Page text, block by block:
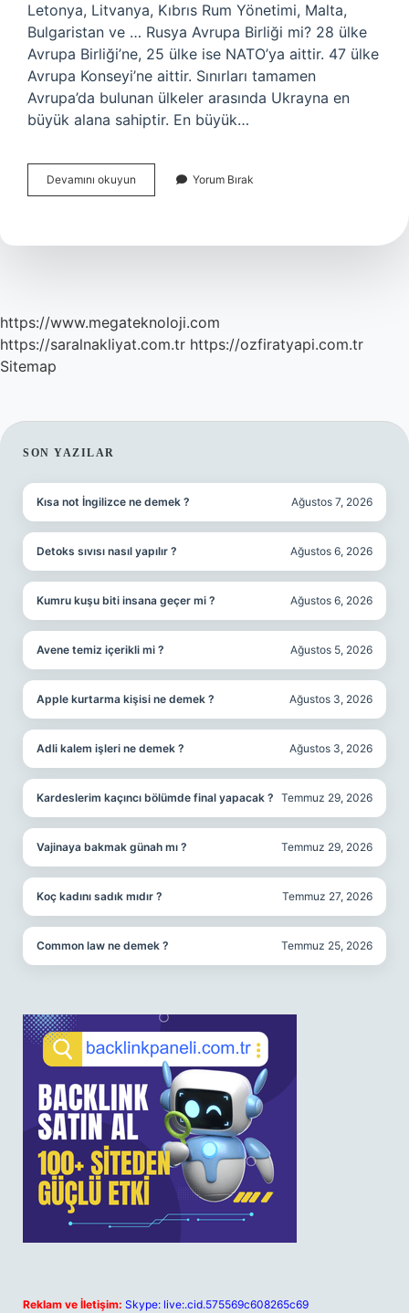
Letonya, Litvanya, Kıbrıs Rum Yönetimi, Malta,
Bulgaristan ve … Rusya Avrupa Birliği mi? 28 ülke
Avrupa Birliği’ne, 25 ülke ise NATO’ya aittir. 47 ülke
Avrupa Konseyi’ne aittir. Sınırları tamamen
Avrupa’da bulunan ülkeler arasında Ukrayna en
büyük alana sahiptir. En büyük…
Devamını okuyun Ukrayna
Avrupa
Edildi
Yorum Bırak
https://www.megateknoloji.com
https://saralnakliyat.com.tr https://ozfiratyapi.com.tr
Sitemap
SIDEBAR
SON YAZILAR
Kısa not İngilizce ne demek ? Ağustos 7, 2026
Detoks sıvısı nasıl yapılır ? Ağustos 6, 2026
Kumru kuşu biti insana geçer mi ? Ağustos 6, 2026
Avene temiz içerikli mi ? Ağustos 5, 2026
Apple kurtarma kişisi ne demek ? Ağustos 3, 2026
Adli kalem işleri ne demek ? Ağustos 3, 2026
Kardeslerim kaçıncı bölümde final yapacak ? Temmuz 29, 2026
Vajinaya bakmak günah mı ? Temmuz 29, 2026
Koç kadını sadık mıdır ? Temmuz 27, 2026
Common law ne demek ? Temmuz 25, 2026
Reklam ve İletişim: Skype: live:.cid.575569c608265c69